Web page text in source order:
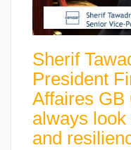
Sherif
President
Affaires GB
always
and